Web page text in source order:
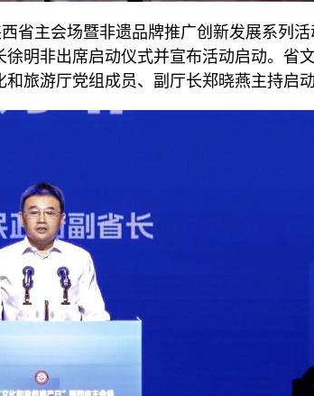
省主会场暨非遗品牌推广创新发展系列活
明非出席启动仪式并宣布活动启动。省
旅游厅党组成员、副厅长郑晓燕主持启动